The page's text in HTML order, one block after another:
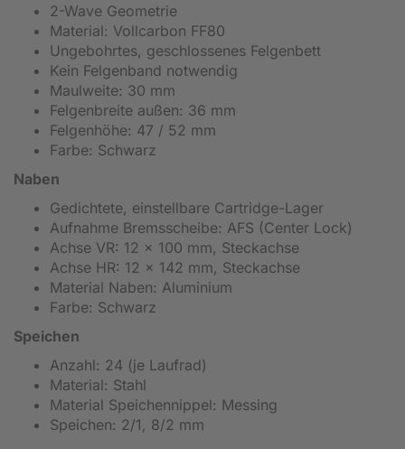
2-Wave Geometrie
Material: Vollcarbon FF80
Ungebohrtes, geschlossenes Felgenbett
Kein Felgenband notwendig
Maulweite: 30 mm
Felgenbreite außen: 36 mm
Felgenhöhe: 47 / 52 mm
Farbe: Schwarz
Naben
Gedichtete, einstellbare Cartridge-Lager
Aufnahme Bremsscheibe: AFS (Center Lock)
Achse VR: 12 x 100 mm, Steckachse
Achse HR: 12 x 142 mm, Steckachse
Material Naben: Aluminium
Farbe: Schwarz
Speichen
Anzahl: 24 (je Laufrad)
Material: Stahl
Material Speichennippel: Messing
Speichen: 2/1, 8/2 mm